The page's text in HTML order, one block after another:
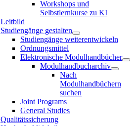
Workshops und
Selbstlernkurse zu KI
Leitbild
Studiengänge gestalten
Studiengänge weiterentwickeln
Ordnungsmittel
Elektronische Modulhandbücher
Modulhandbucharchiv
Nach
Modulhandbüchern
suchen
Joint Programs
General Studies
Qualitätssicherung